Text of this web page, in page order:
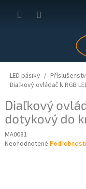
LED pásiky
Diaľkový ovládač k RGB
Diaľkový
dotykový do
MA0081
Priemerné
Neohodnotené